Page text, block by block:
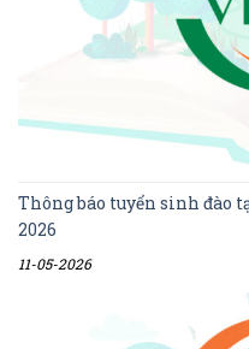
Thông báo tuyển sinh đào
2026
11-05-2026